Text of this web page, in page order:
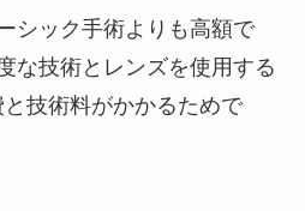
シック手術よりも高額で
な技術とレンズを使用する
技術料がかかるためで